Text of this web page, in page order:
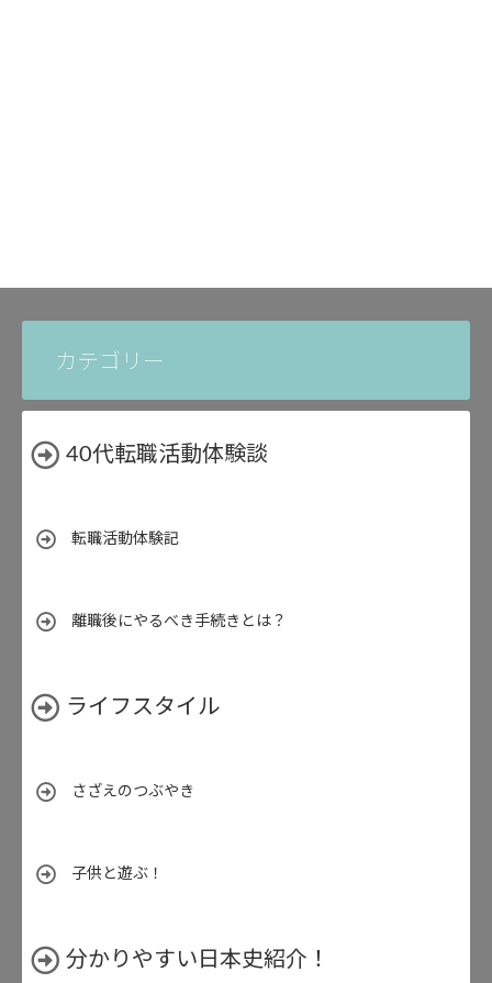
カテゴリー
40代転職活動体験談
転職活動体験記
離職後にやるべき手続きとは？
ライフスタイル
さざえのつぶやき
子供と遊ぶ！
分かりやすい日本史紹介！